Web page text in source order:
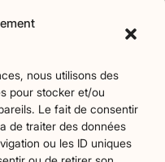
nous utilisons des
pour stocker et/ou
Le fait de consentir
de traiter des données
ou les ID uniques
Associations22
territoriales79
et emploi 61
et patrimoine174